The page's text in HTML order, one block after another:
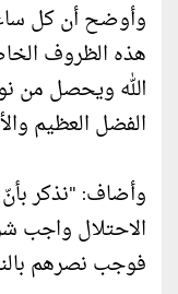
وأوضح أن كل
هذه الظروف
الله ويحصل من
الفضل العظيم
وأضاف: "نذكر
الاحتلال واجب
فوجب نصرهم